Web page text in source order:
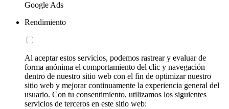
Google Ads
Rendimiento
Al aceptar estos servicios, podemos rastrear y evaluar de
forma anónima el comportamiento del clic y navegación
dentro de nuestro sitio web con el fin de optimizar nuestro
sitio web y mejorar continuamente la experiencia general del
usuario. Con tu consentimiento, utilizamos los siguientes
servicios de terceros en este sitio web: